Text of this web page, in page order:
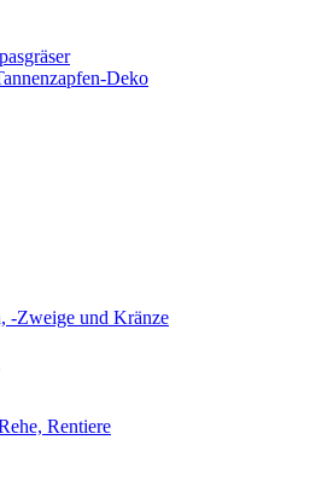
Deko
-Zweige und Kränze
Rentiere